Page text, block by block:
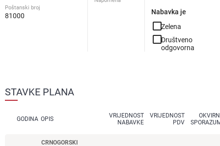
Nabavka je
check_box_outline_blankZelena
check_box_outline_blankDruštveno
odgovorna
Poštanski broj
81000
STAVKE PLANA
GODINA OPIS
VRIJEDNOST
NABAVKE
VRIJEDNOST
PDV
CRNOGORSKI